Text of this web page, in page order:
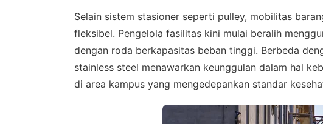
Selain sistem stasioner seperti pulley, mobilitas
fleksibel. Pengelola fasilitas kini mulai beralih
dengan roda berkapasitas beban tinggi. Berbeda
stainless steel menawarkan keunggulan dalam hal
di area kampus yang mengedepankan standar
WhatsApp.